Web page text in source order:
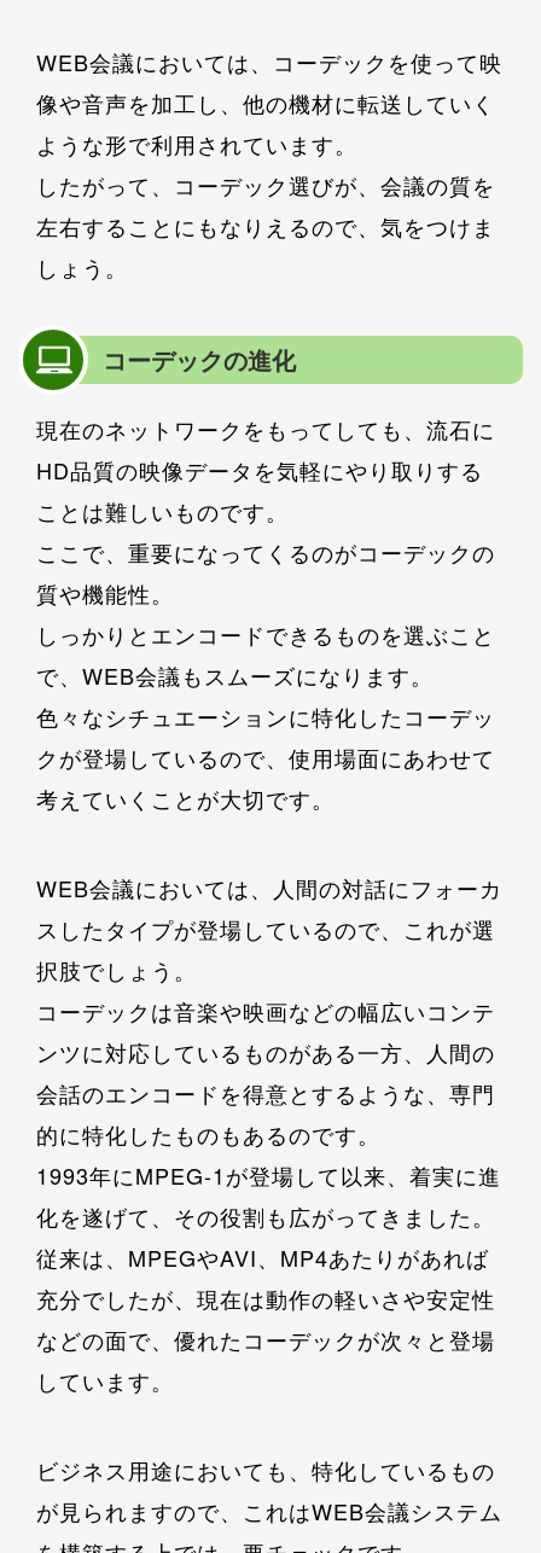
WEB会議においては、コーデックを使って映
像や音声を加工し、他の機材に転送していく
ような形で利用されています。
したがって、コーデック選びが、会議の質を
左右することにもなりえるので、気をつけま
しょう。
コーデックの進化
現在のネットワークをもってしても、流石に
HD品質の映像データを気軽にやり取りする
ことは難しいものです。
ここで、重要になってくるのがコーデックの
質や機能性。
しっかりとエンコードできるものを選ぶこと
で、WEB会議もスムーズになります。
色々なシチュエーションに特化したコーデッ
クが登場しているので、使用場面にあわせて
考えていくことが大切です。
WEB会議においては、人間の対話にフォーカ
スしたタイプが登場しているので、これが選
択肢でしょう。
コーデックは音楽や映画などの幅広いコンテ
ンツに対応しているものがある一方、人間の
会話のエンコードを得意とするような、専門
的に特化したものもあるのです。
1993年にMPEG-1が登場して以来、着実に進
化を遂げて、その役割も広がってきました。
従来は、MPEGやAVI、MP4あたりがあれば
充分でしたが、現在は動作の軽いさや安定性
などの面で、優れたコーデックが次々と登場
しています。
ビジネス用途においても、特化しているもの
が見られますので、これはWEB会議システム